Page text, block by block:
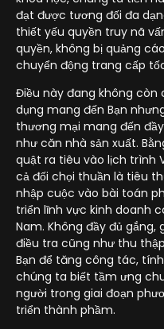
đạt được tương đối đa
thiết yếu quyền truy nã
quyền, không bị quảng
chuyển động trang cấp
Điều này đang không còn
dụng mang đến Bạn
thương mại mang đến
như căn nhà sản xuất.
quật ra tiêu vào lịch trình
cả đối chọi thuần là tiêu
nhập cuộc vào bài toán
triển lĩnh vực kinh doanh
Nam. Không đầy đủ
điều tra cũng như thu
Bạn để tăng công tác,
chúng ta biết tầm ưng
người trong giai đoạn
triển thành phầm.